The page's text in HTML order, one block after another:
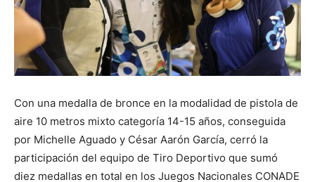
Con una medalla de bronce en la modalidad de pistola de
aire 10 metros mixto categoría 14-15 años, conseguida
por Michelle Aguado y César Aarón García, cerró la
participación del equipo de Tiro Deportivo que sumó
diez medallas en total en los Juegos Nacionales CONADE